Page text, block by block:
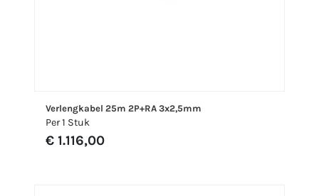
Verlengkabel 25m 2P+RA 3x2,5mm
Per 1 Stuk
€ 1.116,00